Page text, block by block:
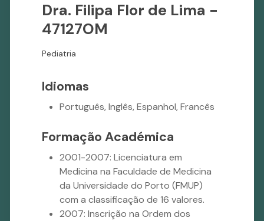
Dra. Filipa Flor de Lima -
47127OM
Pediatria
Idiomas
Português, Inglês, Espanhol, Francês
Formação Académica
2001-2007: Licenciatura em
Medicina na Faculdade de Medicina
da Universidade do Porto (FMUP)
com a classificação de 16 valores.
2007: Inscrição na Ordem dos